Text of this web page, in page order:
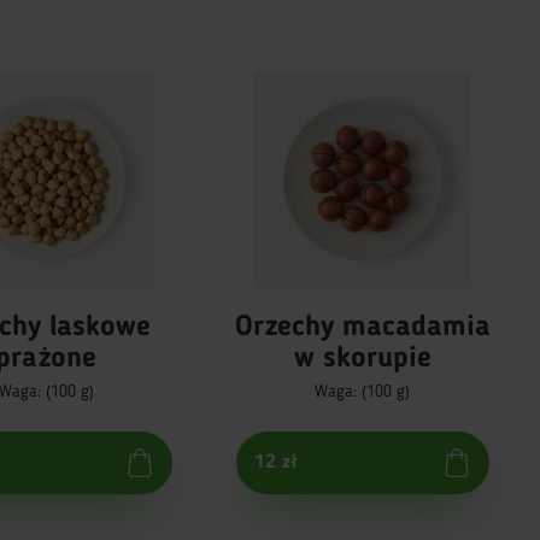
laskowe
(100 g)
Orzechy macadamia
w skorupie
Waga: (100 g)
12 zł